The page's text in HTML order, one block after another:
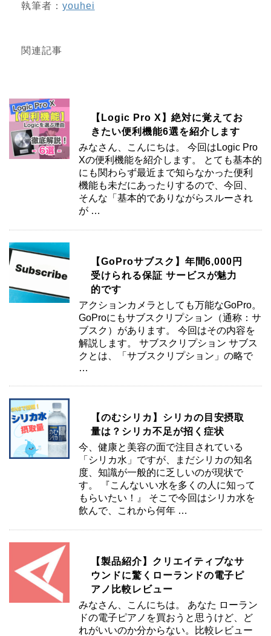
執筆者： youhei
関連記事
【Logic Pro X】絶対に覚えてお
きたい便利機能6選を紹介します
みなさん、こんにちは。 今回はLogic Pro
Xの便利機能を紹介します。 とても基本的
にも関わらず最近まで知らなかった便利
機能も未だにあったりするので、今回、
そんな「基本的でありながらスルーされ
が …
【GoProサブスク】年間6,000円
受けられる保証 サービスが魅力
的です
アクションカメラとしても万能なGoPro。
GoProにもサブスクリプション（通称：サ
ブスク）があります。 今回はその内容を
解説します。 サブスクリプション サブス
クとは、「サブスクリプション」の略で
…
【のむシリカ】シリカの目安摂取
量は？シリカ不足が招く症状
今、健康と美容の面で注目されている
「シリカ水」ですが、まだシリカの知名
度、知識が一般的に乏しいのが現状で
す。 『こんないい水を多くの人に知って
もらいたい！』 そこで今回はシリカ水を
飲んで、これから何年 …
【製品紹介】クリエイティブなサ
ウンドに驚くローランドの電子ピ
アノ比較レビュー
みなさん、こんにちは。 あなた ローラン
ドの電子ピアノを買おうと思うけど、ど
れがいいのか分からない。比較レビュー